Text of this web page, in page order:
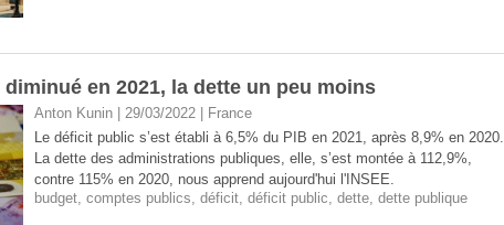
en 2021, la dette un peu moins
Anton Kunin | 29/03/2022
France
Le déficit public s’est établi à 6,5% du PIB en 2021, après 8,9% en 2020.
La dette des administrations publiques, elle, s’est montée à 112,9%,
contre 115% en 2020, nous apprend aujourd'hui l'INSEE.
budget, comptes publics, déficit, déficit public, dette, dette publique